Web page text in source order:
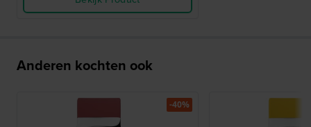
Anderen kochten ook
-40%